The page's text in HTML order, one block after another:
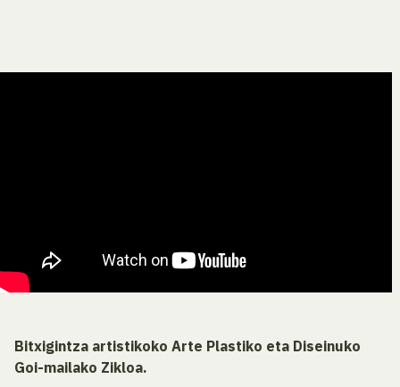
Bitxigintza artistikoko Arte Plastiko eta Diseinuko
Goi-mailako Zikloa.